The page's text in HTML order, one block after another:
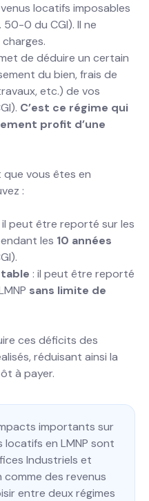
locatifs imposables
0 du CGI). Il ne
de déduire un certain
du bien, frais de
etc.) de vos
C’est ce régime qui
profit d’une
que vous êtes en
:
il peut être reporté sur les
les 10 années
: il peut être reporté
sans limite de
ces déficits des
réduisant ainsi la
à payer.
importants sur
en LMNP sont
Industriels et
comme des revenus
entre deux régimes